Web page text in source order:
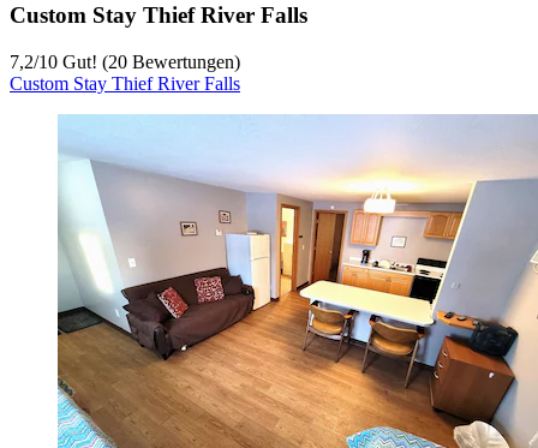
Custom Stay Thief River Falls
7,2/10 Gut! (20 Bewertungen)
Custom Stay Thief River Falls